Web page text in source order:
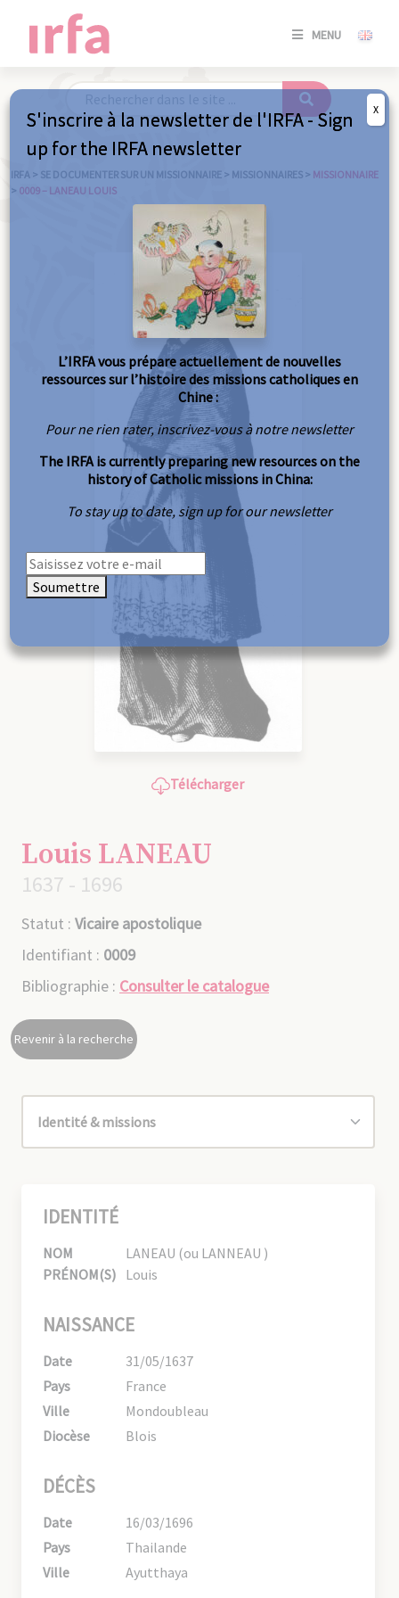
MENU
SE
/
IRFA > SE DOCUMENTER SUR UN MISSIONNAIRE > MISSIONNAIRES > MISSIONNAIRE
> 0009 – LANEAU LOUIS
Télécharger
Louis LANEAU
1637 - 1696
Statut : Vicaire apostolique
Identifiant : 0009
Bibliographie : Consulter le catalogue
Revenir à la recherche
IDENTITÉ
NOM
LANEAU (ou LANNEAU )
PRÉNOM(S) Louis
NAISSANCE
Date
31/05/1637
Pays
France
Ville
Mondoubleau
Diocèse
Blois
DÉCÈS
Date
16/03/1696
Pays
Thailande
Ville
Ayutthaya
S'inscrire à la newsletter de l'IRFA - Sign
up for the IRFA newsletter
L’IRFA vous prépare actuellement de nouvelles
ressources sur l’histoire des missions catholiques en
Chine :
Pour ne rien rater, inscrivez-vous à notre newsletter
The IRFA is currently preparing new resources on the
history of Catholic missions in China:
To stay up to date, sign up for our newsletter
Soumettre
X